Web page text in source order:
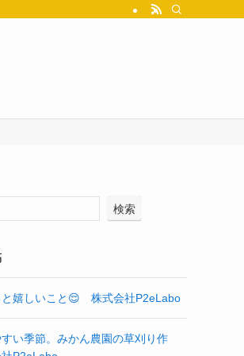
検索
と嬉しいこと😌 株式会社P2eLabo
い季節。みかん農園の草刈り作